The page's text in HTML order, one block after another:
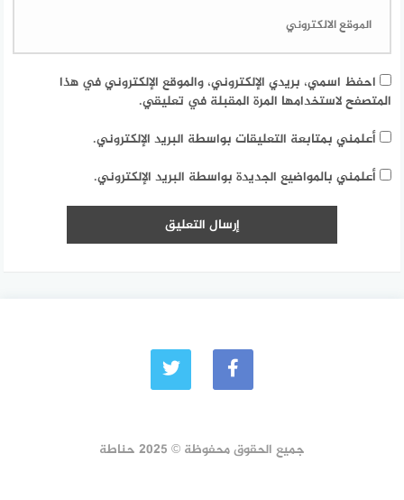
احفظ اسمي، بريدي الإلكتروني، والموقع الإلكتروني في هذا
المتصفح لاستخدامها المرة المقبلة في تعليقي.
أعلمني بمتابعة التعليقات بواسطة البريد الإلكتروني.
أعلمني بالمواضيع الجديدة بواسطة البريد الإلكتروني.
جميع الحقوق محفوظة © 2025 حناطة